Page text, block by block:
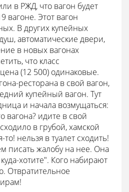
в РЖД, что вагон будет
вагоне. Этот вагон
В других купейных
автоматические двери,
в новых вагонах
что класс
(12 500) одинаковые.
ресторана в свой вагон,
купейный вагон. Тут
и начала возмущаться:
вагона? идите в свой
в грубой, хамской
нельзя в туалет сходить!
писать жалобу на нее. Она
хотите". Кого набирают
Отвратительное